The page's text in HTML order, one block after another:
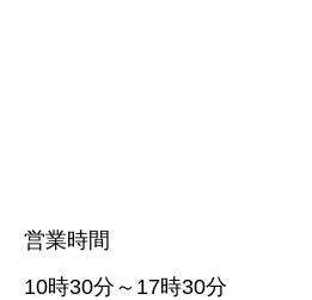
営業時間
10時30分～17時30分